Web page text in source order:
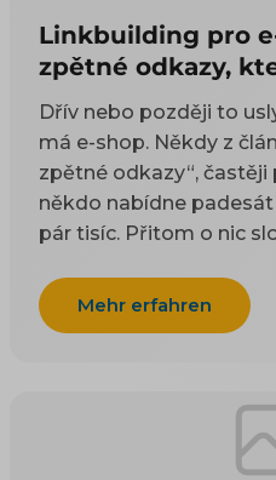
Linkbuilding pro
zpětné odkazy,
Dřív nebo později to
má e-shop. Někdy z
zpětné odkazy“,
někdo nabídne
pár tisíc. Přitom o nic
odkazy odjakživa bere
víc důvěryhodných
si to začnete zjišťovat,
ani jeden vám
Mehr erfahren